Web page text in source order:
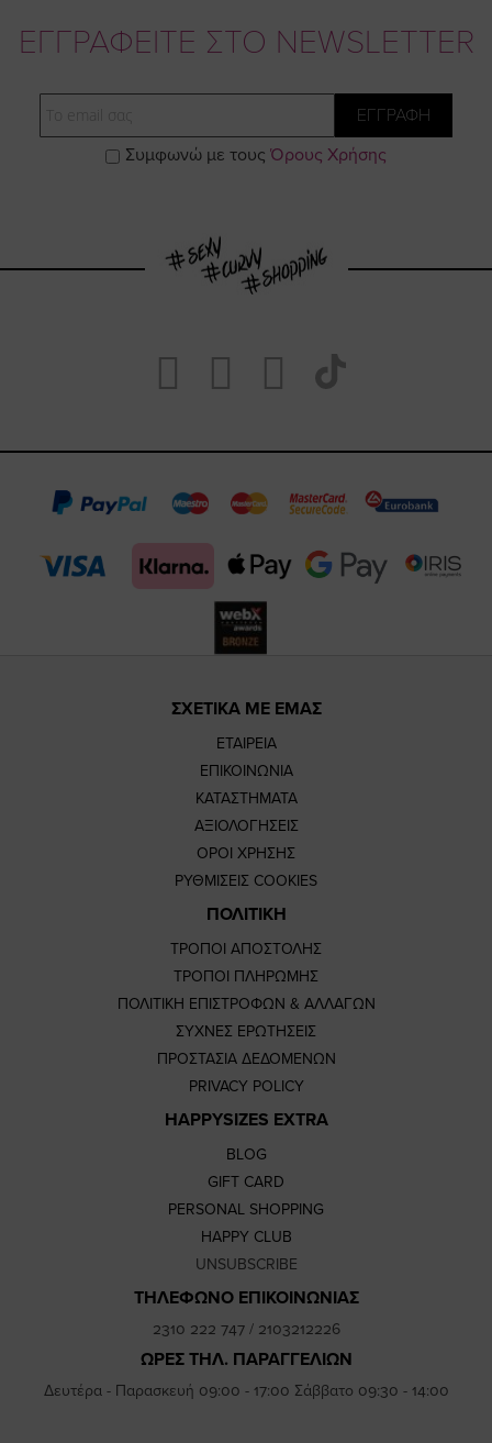
ΕΓΓΡΑΦΕΙΤΕ ΣΤΟ NEWSLETTER
ΕΓΓΡΑΦΗ
Συμφωνώ με τους Όρους Χρήσης
Visit
https://
page
Visit
https://
page
Visit
https://
page
our
TikTok
page
ΣΧΕΤΙΚΑ ΜΕ ΕΜΑΣ
ΕΤΑΙΡΕΙΑ
ΕΠΙΚΟΙΝΩΝΙΑ
ΚΑΤΑΣΤΗΜΑΤΑ
ΑΞΙΟΛΟΓΗΣΕΙΣ
ΟΡΟΙ ΧΡΗΣΗΣ
ΡΥΘΜΙΣΕΙΣ COOKIES
ΠΟΛΙΤΙΚΗ
ΤΡΟΠΟΙ ΑΠΟΣΤΟΛΗΣ
ΤΡΟΠΟΙ ΠΛΗΡΩΜΗΣ
ΠΟΛΙΤΙΚΗ ΕΠΙΣΤΡΟΦΩΝ & ΑΛΛΑΓΩΝ
ΣΥΧΝΕΣ ΕΡΩΤΗΣΕΙΣ
ΠΡΟΣΤΑΣΙΑ ΔΕΔΟΜΕΝΩΝ
PRIVACY POLICY
HAPPYSIZES EXTRA
BLOG
GIFT CARD
PERSONAL SHOPPING
HAPPY CLUB
UNSUBSCRIBE
ΤΗΛΕΦΩΝΟ ΕΠΙΚΟΙΝΩΝΙΑΣ
2310 222 747/ 2103212226
ΩΡΕΣ ΤΗΛ. ΠΑΡΑΓΓΕΛΙΩΝ
Δευτέρα - Παρασκευή 09:00 - 17:00 Σάββατο 09:30 - 14:00